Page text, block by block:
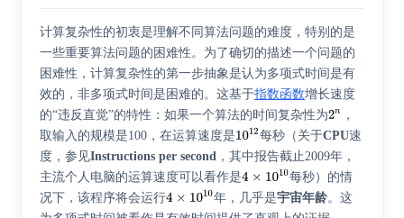
计算复杂性的初衷是理解不同算法问题的难度，特别的是
一些重要算法问题的困难性。为了确切的描述一个问题的
困难性，计算复杂性的第一步抽象是认为多项式时间是有
效的，非多项式时间是困难的。这基于指数函数增长速度
的“违反直觉”的特性：如果一个算法的时间复杂性为
，
取输入的规模是100，在运算速度是
每秒（关于CPU速
度，参见Instructions per second ，其中报告截止2009年，
主流个人电脑的运算速度可以看作是
每秒）的情
况下，该程序将会运行
年，几乎是宇宙年龄。这